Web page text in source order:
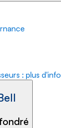
: plus d'info